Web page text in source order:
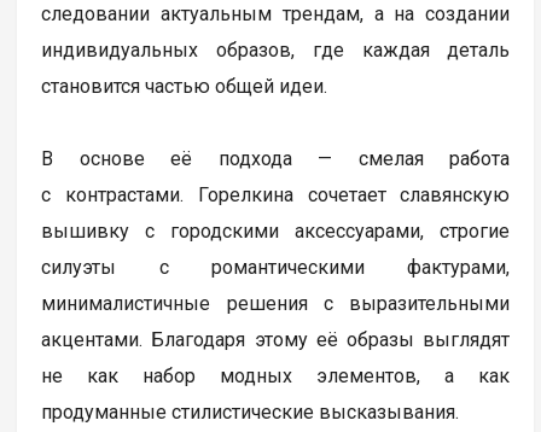
следовании актуальным трендам, а на создании
индивидуальных образов, где каждая деталь
становится частью общей идеи.
В основе её подхода — смелая работа
с контрастами. Горелкина сочетает славянскую
вышивку с городскими аксессуарами, строгие
силуэты с романтическими фактурами,
минималистичные решения с выразительными
акцентами. Благодаря этому её образы выглядят
не как набор модных элементов, а как
продуманные стилистические высказывания.